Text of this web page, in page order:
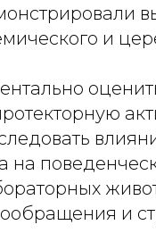
и
на
и